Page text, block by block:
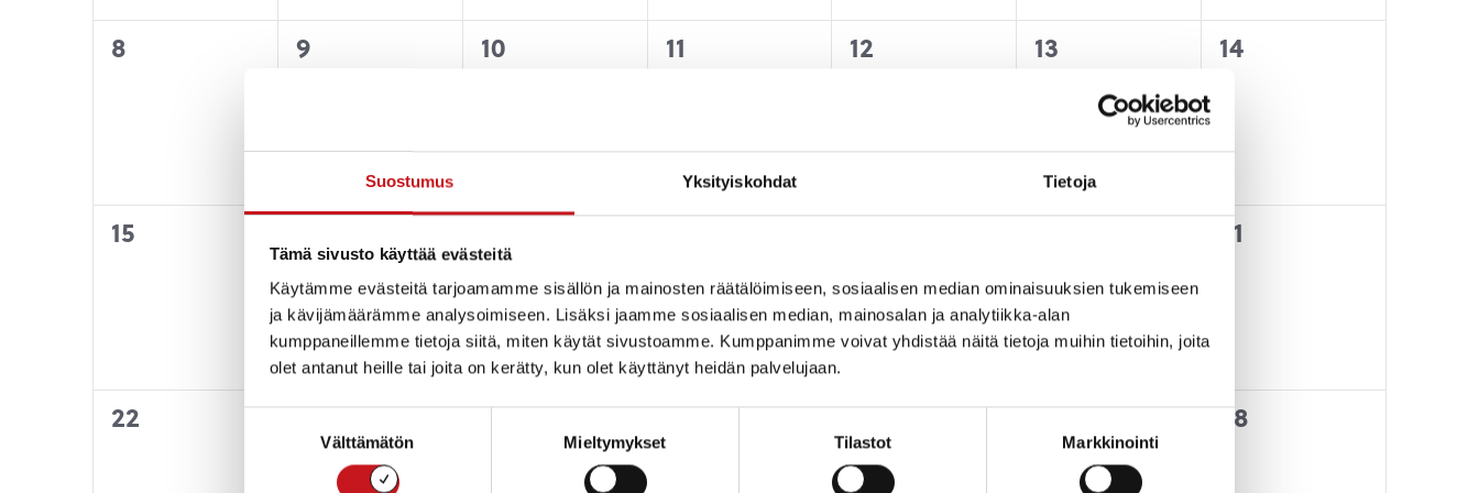
Suostumus Yksityiskohdat Tietoja
Tämä sivusto käyttää evästeitä
Käytämme evästeitä tarjoamamme sisällön ja mainosten räätälöimiseen, sosiaalisen median ominaisuuksien tukemiseen
ja kävijämäärämme analysoimiseen. Lisäksi jaamme sosiaalisen median, mainosalan ja analytiikka-alan
kumppaneillemme tietoja siitä, miten käytät sivustoamme. Kumppanimme voivat yhdistää näitä tietoja muihin tietoihin, joita
olet antanut heille tai joita on kerätty, kun olet käyttänyt heidän palvelujaan.
Välttämätön Mieltymykset Tilastot Markkinointi
0
8
0
9
0
10
0
11
0
12
0
13
0
14
0
15
tapahtumat,
tapahtumat,
21
0
22
0
tapahtumat,
23
0
tapahtumat,
24
0
tapahtumat,
25
0
tapahtumat,
26
0
tapahtumat,
27
0
28